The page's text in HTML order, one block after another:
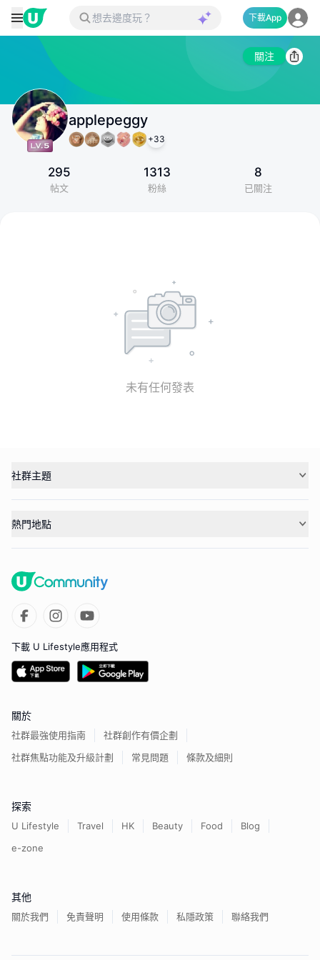
下載App
關注
applepeggy
+33
295
帖文
1313
粉絲
8
已關注
未有任何發表
社群主題
熱門地點
下載 U Lifestyle應用程式
關於
社群最強使用指南
社群創作有價企劃
社群焦點功能及升級計劃
常見問題 條款及細則
探索
U Lifestyle Travel HK Beauty Food
Blog
e-zone
其他
關於我們 免責聲明 使用條款 私隱政策 聯絡我們